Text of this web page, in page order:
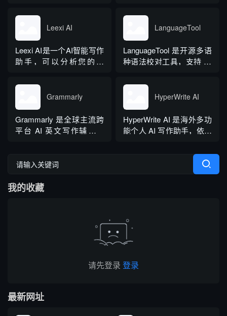
成，依托深度学习算法学
习用户创作风格，适配新
闻稿、产品文案、广告宣
传等各类营销文体。内置
十大类海量行业模板，覆
言处理能力实现图文双向
交互，支持自定义专属个
性化 AI 助理，覆盖问答查
询、内容创作、生活事务
辅助等场景。产品采用金
Leexi AI
Leexi AI是一个AI智能写作
助手，可以分析您的文
本的反馈和建议，帮助您
纠正语法、拼写和标点符
号错误等。
LanguageTool
LanguageTool 是开源多语
种语法校对工具，支持 30
盖英、西、德、法等主流
语种，区分六大英语地域
版本。工具除基础拼写语
法纠错外，还可校验标
点、大小写、语句冗余问
Grammarly
Grammarly 是全球主流跨
平台 AI 英文写作辅助工
搭载 GrammarlyGO 智能
AI 生成、抄袭检测、引文
HyperWrite AI
HyperWrite AI 是海外多功
能个人 AI 写作助手，依托
字处理工具，内置上百种
写作功能，支持原生网页
编辑器与 Chrome 浏览器
务沟通等...
我的收藏
请先登录 登录
最新网址